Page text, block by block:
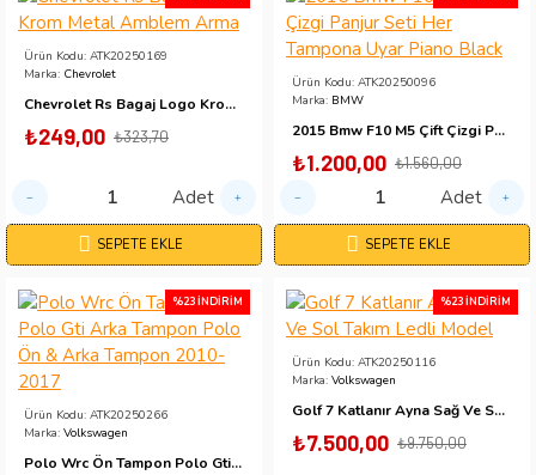
Ürün Kodu: ATK20250169
Marka: Chevrolet
Chevrolet Rs Bagaj Logo Krom Metal Amblem Arma
₺249,00 ₺323,70
Adet
SEPETE EKLE
Ürün Kodu: ATK20250096
Marka: BMW
2015 Bmw F10 M5 Çift Çizgi Panjur Seti Her Tampona Uyar Piano Black
₺1.200,00 ₺1.560,00
Adet
SEPETE EKLE
%23 İNDIRIM
Ürün Kodu: ATK20250266
Marka: Volkswagen
Polo Wrc Ön Tampon Polo Gti Arka Tampon Polo Ön & Arka Tampon 2010-2017
%23 İNDIRIM
Ürün Kodu: ATK20250116
Marka: Volkswagen
Golf 7 Katlanır Ayna Sağ Ve Sol Takım Ledli Model
₺7.500,00 ₺9.750,00